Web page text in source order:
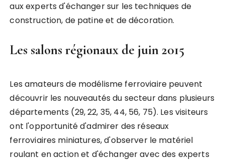
aux experts d'échanger sur les techniques de
construction, de patine et de décoration.
Les salons régionaux de juin 2015
Les amateurs de modélisme ferroviaire peuvent
découvrir les nouveautés du secteur dans plusieurs
départements (29, 22, 35, 44, 56, 75). Les visiteurs
ont l'opportunité d'admirer des réseaux
ferroviaires miniatures, d'observer le matériel
roulant en action et d'échanger avec des experts